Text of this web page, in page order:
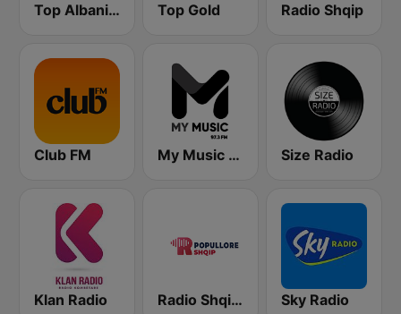
Top Albania Radio Top Gold Radio Shqip
Club FM My Music Radio Size Radio
Klan Radio Radio Shqip Popullore Sky Radio